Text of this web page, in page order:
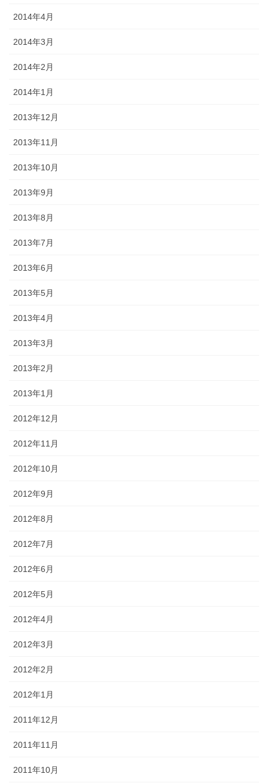
2014年4月
2014年3月
2014年2月
2014年1月
2013年12月
2013年11月
2013年10月
2013年9月
2013年8月
2013年7月
2013年6月
2013年5月
2013年4月
2013年3月
2013年2月
2013年1月
2012年12月
2012年11月
2012年10月
2012年9月
2012年8月
2012年7月
2012年6月
2012年5月
2012年4月
2012年3月
2012年2月
2012年1月
2011年12月
2011年11月
2011年10月